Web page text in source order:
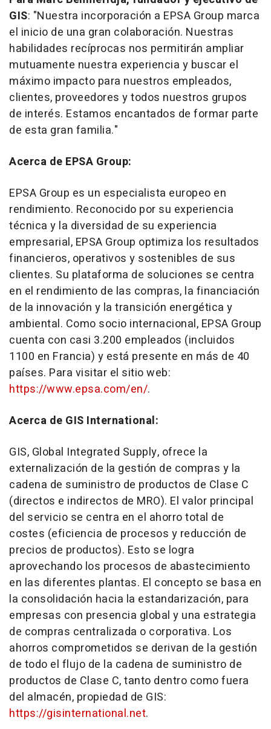
GIS: "Nuestra incorporación a EPSA Group marca
el inicio de una gran colaboración. Nuestras
habilidades recíprocas nos permitirán ampliar
mutuamente nuestra experiencia y buscar el
máximo impacto para nuestros empleados,
clientes, proveedores y todos nuestros grupos
de interés. Estamos encantados de formar parte
de esta gran familia."
Acerca de EPSA Group:
EPSA Group es un especialista europeo en
rendimiento. Reconocido por su experiencia
técnica y la diversidad de su experiencia
empresarial, EPSA Group optimiza los resultados
financieros, operativos y sostenibles de sus
clientes. Su plataforma de soluciones se centra
en el rendimiento de las compras, la financiación
de la innovación y la transición energética y
ambiental. Como socio internacional, EPSA Group
cuenta con casi 3.200 empleados (incluidos
1100 en Francia) y está presente en más de 40
países. Para visitar el sitio web:
https://www.epsa.com/en/.
Acerca de GIS International:
GIS, Global Integrated Supply, ofrece la
externalización de la gestión de compras y la
cadena de suministro de productos de Clase C
(directos e indirectos de MRO). El valor principal
del servicio se centra en el ahorro total de
costes (eficiencia de procesos y reducción de
precios de productos). Esto se logra
aprovechando los procesos de abastecimiento
en las diferentes plantas. El concepto se basa en
la consolidación hacia la estandarización, para
empresas con presencia global y una estrategia
de compras centralizada o corporativa. Los
ahorros comprometidos se derivan de la gestión
de todo el flujo de la cadena de suministro de
productos de Clase C, tanto dentro como fuera
del almacén, propiedad de GIS:
https://gisinternational.net.